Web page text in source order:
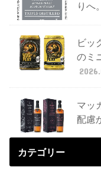
りへ
ビッ
のミ
マッ
配慮
カテゴリー